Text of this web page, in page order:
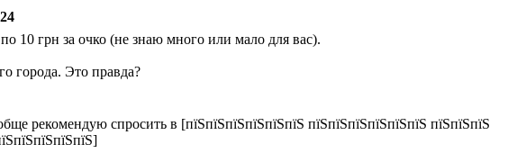
10 грн за очко (не знаю много или мало для вас).
города. Это правда?
рекомендую спросить в [пїЅпїЅпїЅпїЅпїЅпїЅ пїЅпїЅпїЅпїЅпїЅпїЅ пїЅпїЅпїЅ